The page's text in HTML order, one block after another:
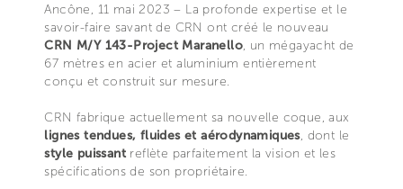
Ancône, 11 mai 2023 – La profonde expertise et le
savoir-faire savant de CRN ont créé le nouveau
CRN M/Y 143-Project Maranello, un mégayacht de
67 mètres en acier et aluminium entièrement
conçu et construit sur mesure.
CRN fabrique actuellement sa nouvelle coque, aux
lignes tendues, fluides et aérodynamiques, dont le
style puissant reflète parfaitement la vision et les
spécifications de son propriétaire.